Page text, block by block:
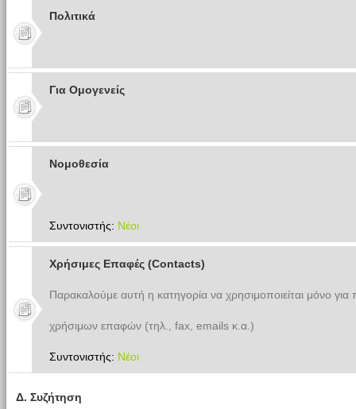
Πολιτικά
Για Ομογενείς
Νομοθεσία
Συντονιστής: Νέοι
Χρήσιμες Επαφές (Contacts)
Παρακαλούμε αυτή η κατηγορία να χρησιμοποιείται μόνο
χρήσιμων επαφών (τηλ., fax, emails κ.α.)
Συντονιστής: Νέοι
Δ. Συζήτηση